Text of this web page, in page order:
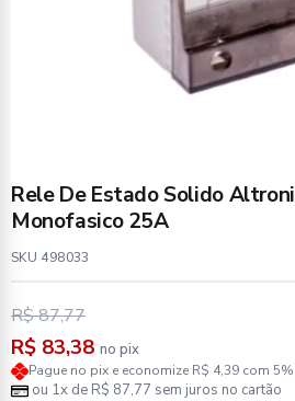
Rele De Estado Solido
Monofasico 25A
SKU 498033
R$ 87,77
R$ 83,38 no pix
Pague no pix e economize R$ 4,39 com
ou 1x de R$ 87,77 sem juros no cartão